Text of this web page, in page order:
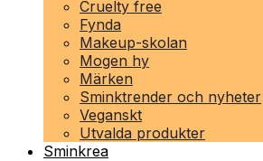
Cruelty free
Fynda
Makeup-skolan
Mogen hy
Märken
Sminktrender och nyheter
Veganskt
Utvalda produkter
Sminkrea